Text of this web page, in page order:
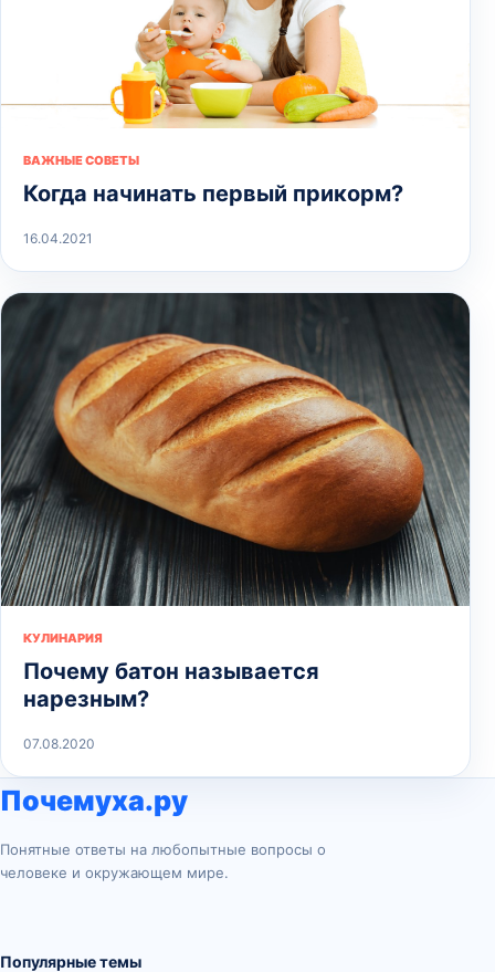
ВАЖНЫЕ СОВЕТЫ
Когда начинать первый прикорм?
16.04.2021
КУЛИНАРИЯ
Почему батон называется
нарезным?
07.08.2020
Почемуха.ру
Понятные ответы на любопытные вопросы о
человеке и окружающем мире.
Популярные темы